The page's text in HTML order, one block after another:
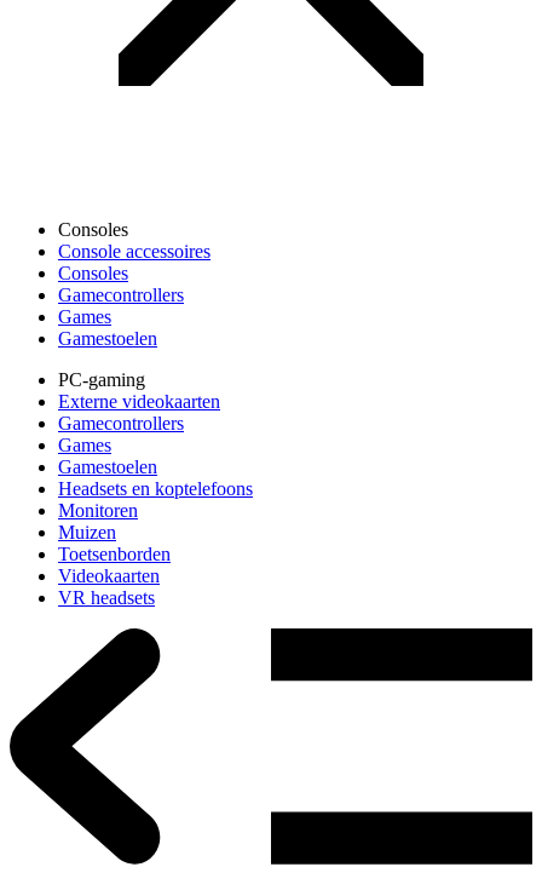
Consoles
Console accessoires
Consoles
Gamecontrollers
Games
Gamestoelen
PC-gaming
Externe videokaarten
Gamecontrollers
Games
Gamestoelen
Headsets en koptelefoons
Monitoren
Muizen
Toetsenborden
Videokaarten
VR headsets